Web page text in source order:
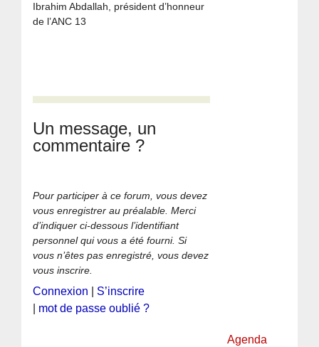
Ibrahim Abdallah, président d’honneur
de l’ANC 13
Un message, un
commentaire ?
Pour participer à ce forum, vous devez
vous enregistrer au préalable. Merci
d’indiquer ci-dessous l’identifiant
personnel qui vous a été fourni. Si
vous n’êtes pas enregistré, vous devez
vous inscrire.
Connexion
S’inscrire
mot de passe oublié ?
Agenda